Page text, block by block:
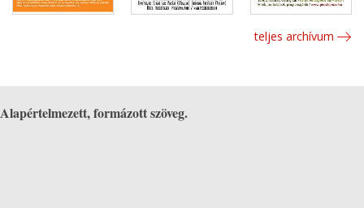
teljes archívum
Alapértelmezett, formázott szöveg.